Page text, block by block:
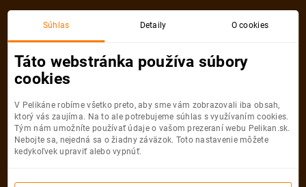
Súhlas Detaily O cookies
Táto webstránka používa súbory
cookies
V Pelikáne robíme všetko preto, aby sme vám zobrazovali iba obsah,
ktorý vás zaujíma. Na to ale potrebujeme súhlas s využívaním cookies.
Tým nám umožníte používať údaje o vašom prezeraní webu Pelikan.sk.
Nebojte sa, nejedná sa o žiadny záväzok. Toto nastavenie môžete
kedykoľvek upraviť alebo vypnúť.